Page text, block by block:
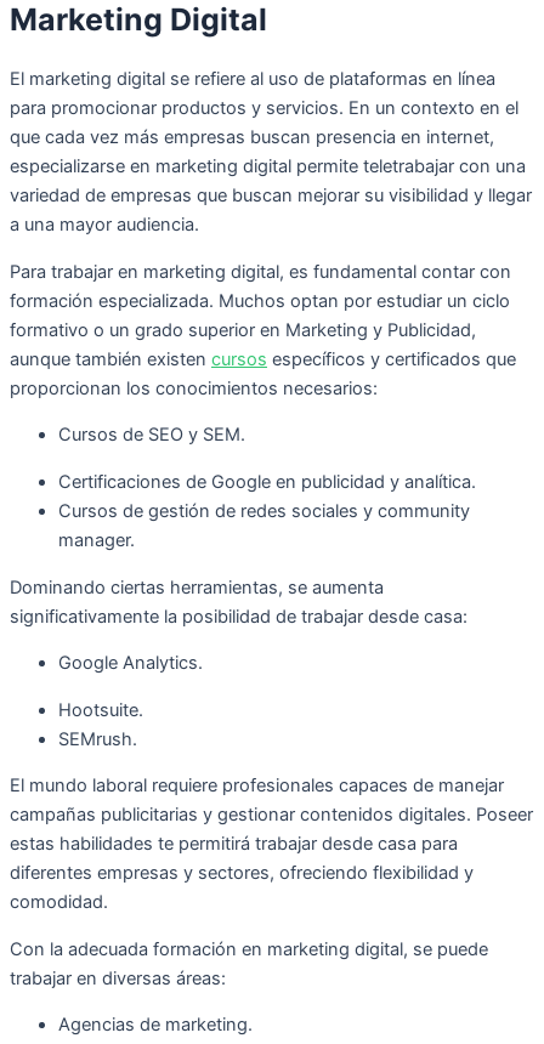
Marketing Digital
El marketing digital se refiere al uso de plataformas en línea
para promocionar productos y servicios. En un contexto en el
que cada vez más empresas buscan presencia en internet,
especializarse en marketing digital permite teletrabajar con una
variedad de empresas que buscan mejorar su visibilidad y llegar
a una mayor audiencia.
Para trabajar en marketing digital, es fundamental contar con
formación especializada. Muchos optan por estudiar un ciclo
formativo o un grado superior en Marketing y Publicidad,
aunque también existen cursos específicos y certificados que
proporcionan los conocimientos necesarios:
Cursos de SEO y SEM.
Certificaciones de Google en publicidad y analítica.
Cursos de gestión de redes sociales y community
manager.
Dominando ciertas herramientas, se aumenta
significativamente la posibilidad de trabajar desde casa:
Google Analytics.
Hootsuite.
SEMrush.
El mundo laboral requiere profesionales capaces de manejar
campañas publicitarias y gestionar contenidos digitales. Poseer
estas habilidades te permitirá trabajar desde casa para
diferentes empresas y sectores, ofreciendo flexibilidad y
comodidad.
Con la adecuada formación en marketing digital, se puede
trabajar en diversas áreas:
Agencias de marketing.